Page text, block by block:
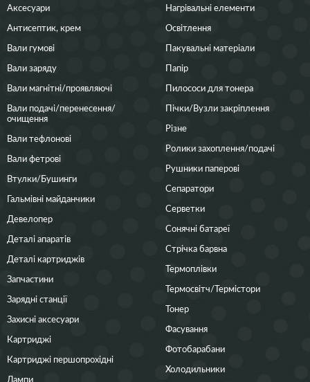
Аксесуари
Антисептик, крем
Вали гумові
Вали заряду
Вали магнітні/проявляючі
Вали подачі/перенесення/
очищення
Вали тефлонові
Вали фетрові
Втулки/Бушинги
Гальмівні майданчики
Девелопер
Деталі апаратів
Деталі картриджів
Запчастини
Зарядні станції
Захисні аксесуари
Картриджі
Картриджі першопрохідні
Лампи
Нагрівальні елементи
Освітлення
Пакувальні матеріали
Папір
Пилососи для тонера
Пічки/Вузли закріплення
Різне
Ролики захоплення/подачі
Рушники паперові
Сепаратори
Серветки
Сонячні батареї
Стрічка барвна
Термоплівки
Термосвітч/Термістори
Тонер
Фасування
Фотобарабани
Холодильники